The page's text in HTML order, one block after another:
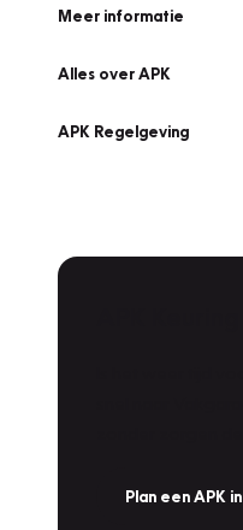
Meer informatie
Alles over APK
APK Regelgeving
Plan een APK in